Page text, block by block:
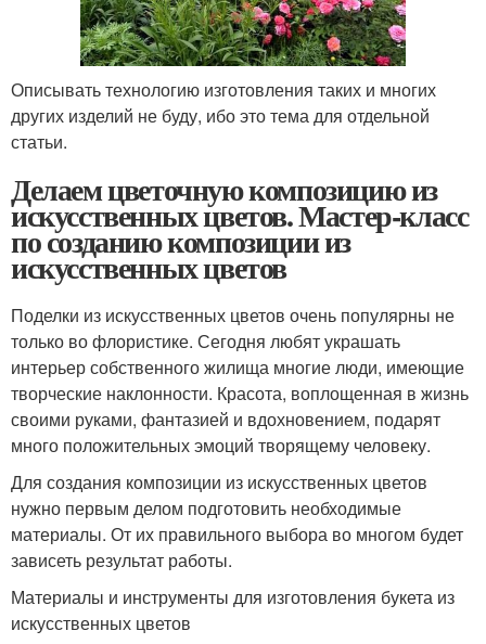
Описывать технологию изготовления таких и многих
других изделий не буду, ибо это тема для отдельной
статьи.
Делаем цветочную композицию из
искусственных цветов. Мастер-класс
по созданию композиции из
искусственных цветов
Поделки из искусственных цветов очень популярны не
только во флористике. Сегодня любят украшать
интерьер собственного жилища многие люди, имеющие
творческие наклонности. Красота, воплощенная в жизнь
своими руками, фантазией и вдохновением, подарят
много положительных эмоций творящему человеку.
Для создания композиции из искусственных цветов
нужно первым делом подготовить необходимые
материалы. От их правильного выбора во многом будет
зависеть результат работы.
Материалы и инструменты для изготовления букета из
искусственных цветов